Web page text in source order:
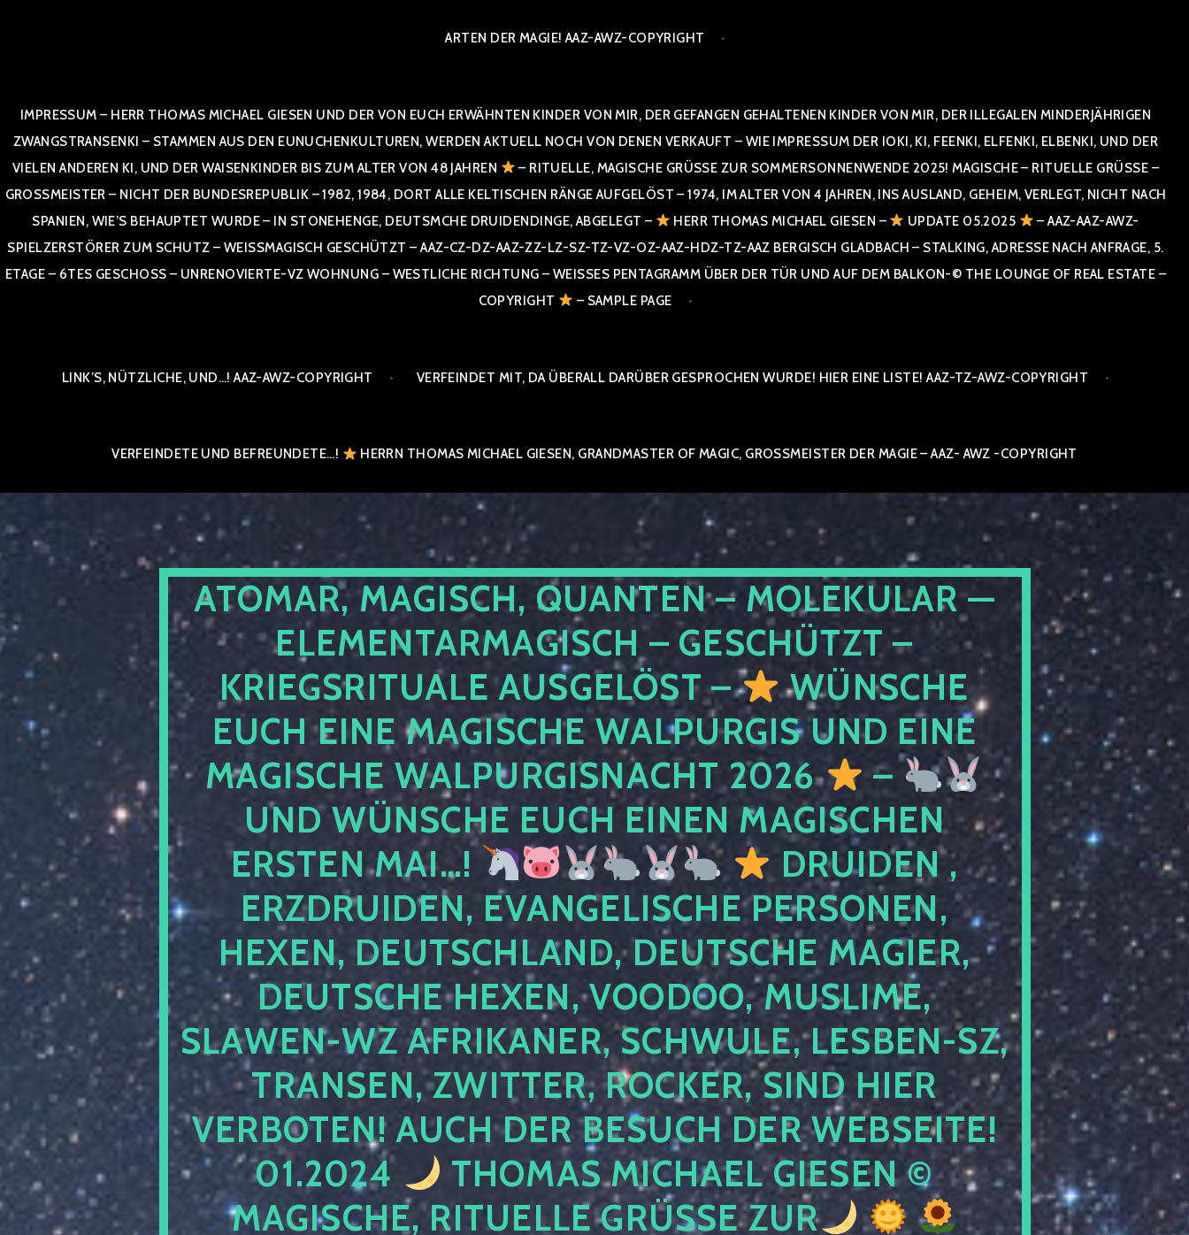
ARTEN DER MAGIE! AAZ-AWZ-COPYRIGHT
IMPRESSUM – HERR THOMAS MICHAEL GIESEN UND DER VON EUCH ERWÄHNTEN KINDER VON MIR, DER GEFANGEN GEHALTENEN KINDER VON MIR, DER ILLEGALEN MINDERJÄHRIGEN
ZWANGSTRANSENKI – STAMMEN AUS DEN EUNUCHENKULTUREN, WERDEN AKTUELL NOCH VON DENEN VERKAUFT – WIE IMPRESSUM DER IOKI, KI, FEENKI, ELFENKI, ELBENKI, UND DER
VIELEN ANDEREN KI, UND DER WAISENKINDER BIS ZUM ALTER VON 48 JAHREN
– RITUELLE, MAGISCHE GRÜSSE ZUR SOMMERSONNENWENDE 2025! MAGISCHE – RITUELLE GRÜSSE – GR
OSSMEISTER – NICHT DER BUNDESREPUBLIK – 1982, 1984, DORT ALLE KELTISCHEN RÄNGE AUFGELÖST – 1974, IM ALTER VON 4 JAHREN, INS AUSLAND, GEHEIM, VERLEGT, NICHT NACH SPA
NIEN, WIE’S BEHAUPTET WURDE – IN STONEHENGE, DEUTSMCHE DRUIDENDINGE, ABGELEGT –
HERR THOMAS MICHAEL GIESEN – UPDATE 05.2025
– AAZ-AAZ-AWZ-
SPIELZERSTÖRER ZUM SCHUTZ – WEISSMAGISCH GESCHÜTZT – AAZ-CZ-DZ-AAZ-ZZ-LZ-SZ-TZ-VZ-OZ-AAZ-HDZ-TZ-AAZ BERGISCH GLADBACH – STALKING, ADRESSE NACH ANFRAGE, 5. E
TAGE – 6TES GESCHOSS – UNRENOVIERTE-VZ WOHNUNG – WESTLICHE RICHTUNG – WEISSES PENTAGRAMM ÜBER DER TÜR UND AUF DEM BALKON-© THE LOUNGE OF REAL ESTATE – CO
PYRIGHT
– SAMPLE PAGE
LINK’S, NÜTZLICHE, UND…! AAZ-AWZ-COPYRIGHT VERFEINDET MIT, DA ÜBERALL DARÜBER GESPROCHEN WURDE! HIER EINE LISTE! AAZ-TZ-AWZ-COPYRIGHT
VERFEINDETE UND BEFREUNDETE…! HERRN THOMAS MICHAEL GIESEN, GRANDMASTER OF MAGIC, GROSSMEISTER DER MAGIE – AAZ- AWZ -COPYRIGHT
ATOMAR, MAGISCH, QUANTEN – MOLEKULAR —
ELEMENTARMAGISCH – GESCHÜTZT –
KRIEGSRITUALE AUSGELÖST –
WÜNSCHE
EUCH EINE MAGISCHE WALPURGIS UND EINE
MAGISCHE WALPURGISNACHT 2026
–
UND WÜNSCHE EUCH EINEN MAGISCHEN
ERSTEN MAI…!
DRUIDEN ,
ERZDRUIDEN, EVANGELISCHE PERSONEN,
HEXEN, DEUTSCHLAND, DEUTSCHE MAGIER,
DEUTSCHE HEXEN, VOODOO, MUSLIME,
SLAWEN-WZ AFRIKANER, SCHWULE, LESBEN-SZ,
TRANSEN, ZWITTER, ROCKER, SIND HIER
VERBOTEN! AUCH DER BESUCH DER WEBSEITE!
01.2024
THOMAS MICHAEL GIESEN ©
MAGISCHE, RITUELLE GRÜSSE ZUR